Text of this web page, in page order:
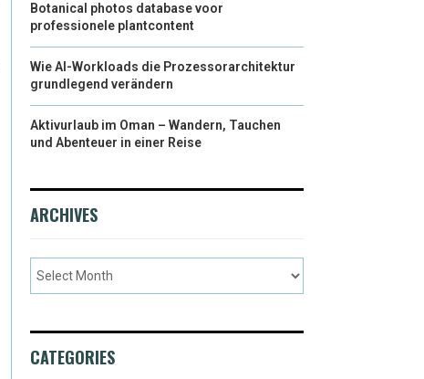
Botanical photos database voor
professionele plantcontent
Wie AI-Workloads die Prozessorarchitektur
grundlegend verändern
Aktivurlaub im Oman – Wandern, Tauchen
und Abenteuer in einer Reise
ARCHIVES
CATEGORIES